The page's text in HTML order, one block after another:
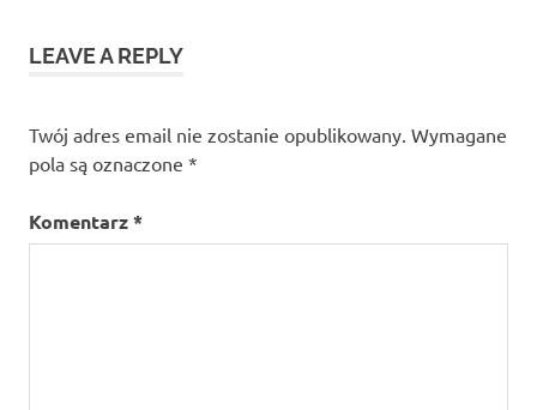
LEAVE A REPLY
Twój adres email nie zostanie opublikowany. Wymagane
pola są oznaczone *
Komentarz*